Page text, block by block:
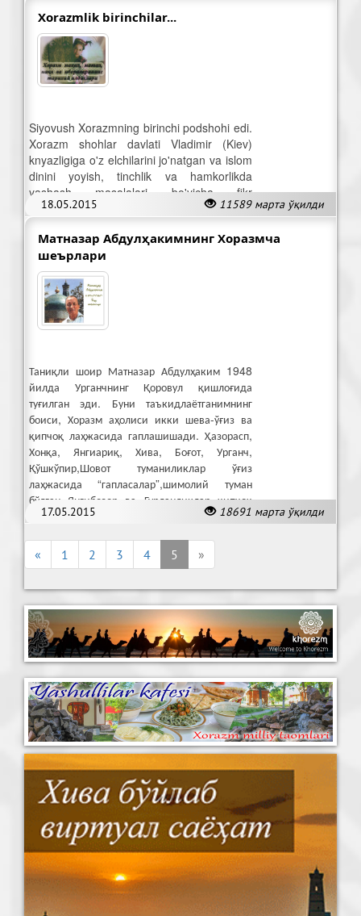
Xorazmlik birinchilar...
18.05.2015 11589 марта ўқилди
Siyovush Xorazmning birinchi podshohi edi.
Xorazm shohlar davlati Vladimir (Kiev)
knyazligiga o'z elchilarini jo'natgan va islom
dinini yoyish, tinchlik va hamkorlikda
yashash masalalari bo'yicha fikr
almashganlar.
Матназар Абдулҳакимнинг Хоразмча
шеърлари
17.05.2015 18691 марта ўқилди
Таниқли шоир Матназар Абдулҳаким 1948
йилда Урганчнинг Қоровул қишлоғида
туғилган эди. Буни таъкидлаётганимнинг
боиси, Хоразм аҳолиси икки шева-ўғиз ва
қипчоқ лаҳжасида гаплашишади. Ҳазорасп,
Хонқа, Янгиариқ, Хива, Боғот, Урганч,
Қўшкўпир,Шовот туманиликлар ўғиз
лаҳжасида “гапласалар”,шимолий туман
бўлган Янгибозор ва Гурланликлар қипчоқ
лаҳжасида “сўйлийди”.
« 1 2 3 4 5 »